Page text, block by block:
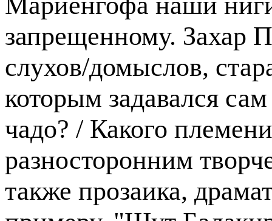
запрещенному. Захар
слухов/домыслов,
которым задавался
чадо? / Какого
разносторонним
также прозаика,